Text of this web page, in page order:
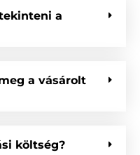
a
a vásárolt
költség?